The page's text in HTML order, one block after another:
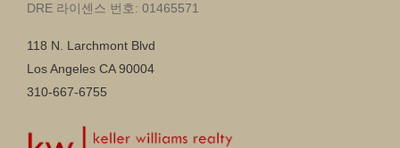
DRE 라이센스 번호: 01465571
118 N. Larchmont Blvd
Los Angeles CA 90004
310-667-6755